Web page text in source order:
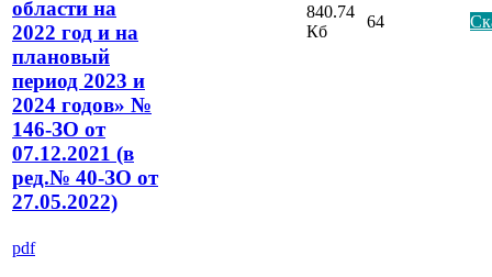
области на
2022 год и на
плановый
период 2023 и
2024 годов» №
146-ЗО от
07.12.2021 (в
ред.№ 40-ЗО от
27.05.2022)
840.74
Кб
64
pdf